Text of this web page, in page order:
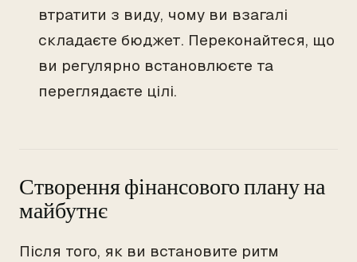
втратити з виду, чому ви взагалі
складаєте бюджет. Переконайтеся, що
ви регулярно встановлюєте та
переглядаєте цілі.
Створення фінансового плану на
майбутнє
Після того, як ви встановите ритм